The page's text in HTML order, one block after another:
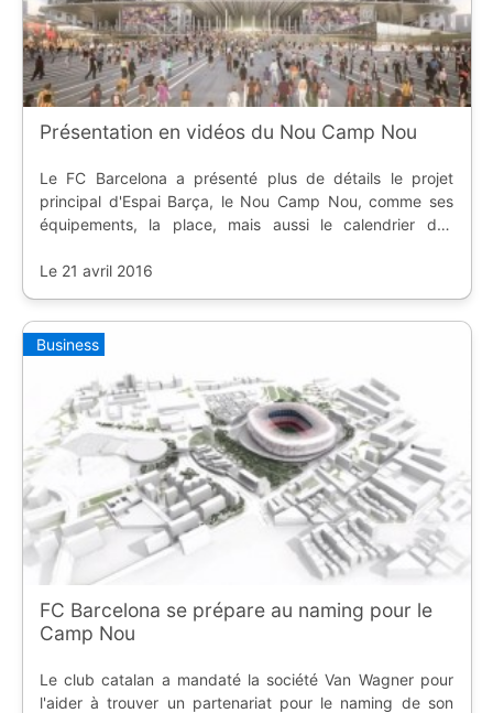
Présentation en vidéos du Nou Camp Nou
Le FC Barcelona a présenté plus de détails le projet
principal d'Espai Barça, le Nou Camp Nou, comme ses
équipements, la place, mais aussi le calendrier des
Le 21 avril 2016
Business
FC Barcelona se prépare au naming pour le
Camp Nou
Le club catalan a mandaté la société Van Wagner pour
l'aider à trouver un partenariat pour le naming de son